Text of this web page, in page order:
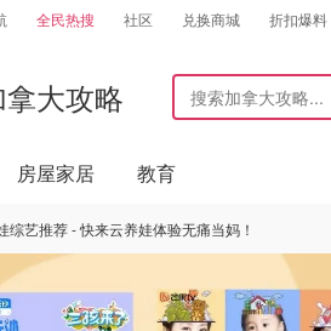
全民热搜 社区 兑换商城 折扣爆料
拿大攻略
房屋家居 教育
综艺推荐 - 快来云养娃体验无痛当妈！